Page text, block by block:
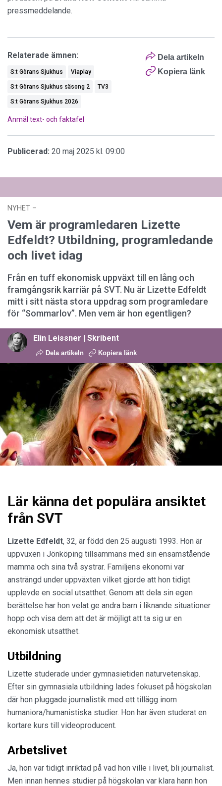
pressmeddelande.
Dela artikeln
Kopiera länk
Relaterade ämnen:
S:t Görans Sjukhus Viaplay
S:t Görans Sjukhus säsong 2 TV3
S:t Görans Sjukhus 2026
Anmäl text- och faktafel
Publicerad: 20 maj 2025 kl. 09:00
NYHET –
Vem är programledaren Lizette
Edfeldt? Utbildning, programledande
och livet idag
Från en tuff ekonomisk uppväxt till en lång och
framgångsrik karriär på SVT. Nu är Lizette Edfeldt
mitt i sitt nästa stora uppdrag som programledare
för “Sommarlov”. Men vem är hon egentligen?
Elin Leissner | Skribent
Dela artikeln Kopiera länk
Lär känna det populära ansiktet
från SVT
Lizette Edfeldt, 32, är född den 25 augusti 1993. Hon är
uppvuxen i Jönköping tillsammans med sin ensamstående
mamma och sina två systrar. Familjens ekonomi var
ansträngd under uppväxten vilket gjorde att hon tidigt
upplevde en social utsatthet. Genom att dela sin egen
berättelse har hon velat ge andra barn i liknande situationer
hopp och visa dem att det är möjligt att ta sig ur en
ekonomisk utsatthet.
Utbildning
Lizette studerade under gymnasietiden naturvetenskap.
Efter sin gymnasiala utbildning lades fokuset på högskolan
där hon pluggade journalistik med ett tillägg inom
humaniora/humanistiska studier. Hon har även studerat en
kortare kurs till videoproducent.
Arbetslivet
Ja, hon var tidigt inriktad på vad hon ville i livet, bli journalist.
Men innan hennes studier på högskolan var klara hann hon